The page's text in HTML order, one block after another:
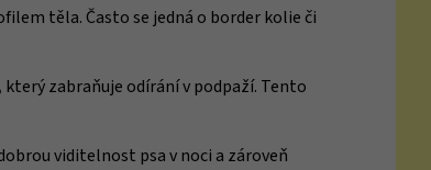
těla. Často se jedná o border kolie či
který zabraňuje odírání v podpaží. Tento
viditelnost psa v noci a zároveň